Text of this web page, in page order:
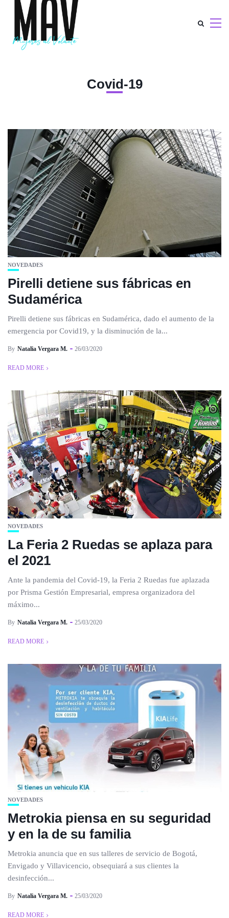
Covid-19
NOVEDADES
Pirelli detiene sus fábricas en
Sudamérica
Pirelli detiene sus fábricas en Sudamérica, dado el aumento de la
emergencia por Covid19, y la disminución de la...
By Natalia Vergara M. 26/03/2020
READ MORE
NOVEDADES
La Feria 2 Ruedas se aplaza para
el 2021
Ante la pandemia del Covid-19, la Feria 2 Ruedas fue aplazada
por Prisma Gestión Empresarial, empresa organizadora del
máximo...
By Natalia Vergara M. 25/03/2020
READ MORE
NOVEDADES
Metrokia piensa en su seguridad
y en la de su familia
Metrokia anuncia que en sus talleres de servicio de Bogotá,
Envigado y Villavicencio, obsequiará a sus clientes la
desinfección...
By Natalia Vergara M. 25/03/2020
READ MORE